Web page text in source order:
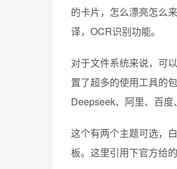
的卡片，怎么漂亮怎么
译，OCR识别功能。
对于文件系统来说，可
置了超多的使用工具的
Deepseek、阿里、百度
这个有两个主题可选，
板。这里引用下官方给